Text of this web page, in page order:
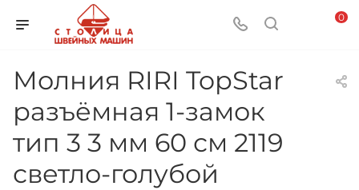
0
Молния RIRI TopStar
разъёмная 1-замок
тип 3 3 мм 60 см 2119
светло-голубой